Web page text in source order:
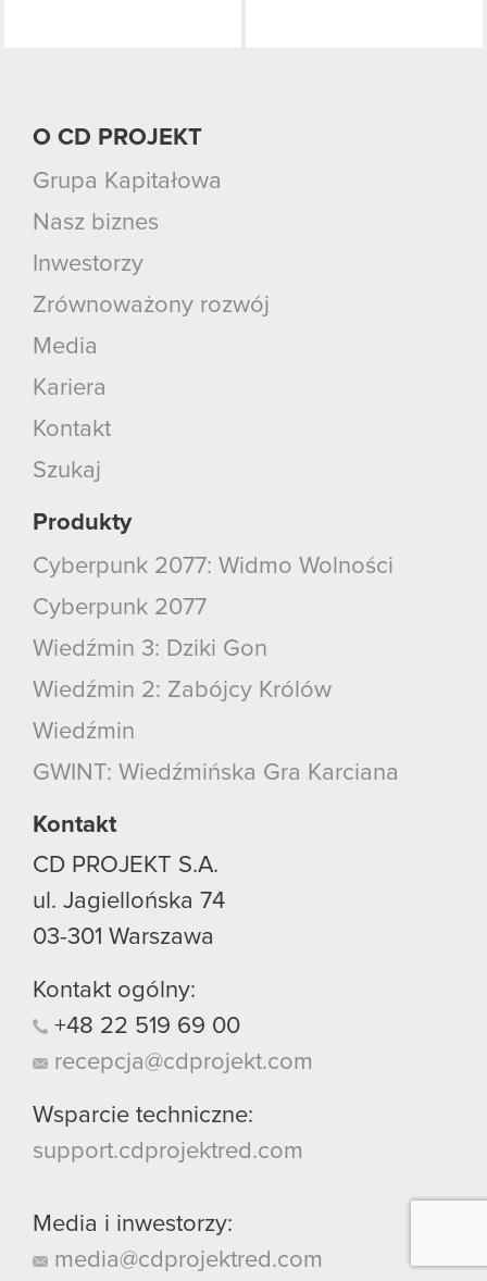
O CD PROJEKT
Grupa Kapitałowa
Nasz biznes
Inwestorzy
Zrównoważony rozwój
Media
Kariera
Kontakt
Szukaj
Produkty
Cyberpunk 2077: Widmo Wolności
Cyberpunk 2077
Wiedźmin 3: Dziki Gon
Wiedźmin 2: Zabójcy Królów
Wiedźmin
GWINT: Wiedźmińska Gra Karciana
Kontakt
CD PROJEKT S.A.
ul. Jagiellońska 74
03-301 Warszawa
Kontakt ogólny:
+48 22 519 69 00
recepcja@cdprojekt.com
Wsparcie techniczne:
support.cdprojektred.com
Media i inwestorzy:
media@cdprojektred.com